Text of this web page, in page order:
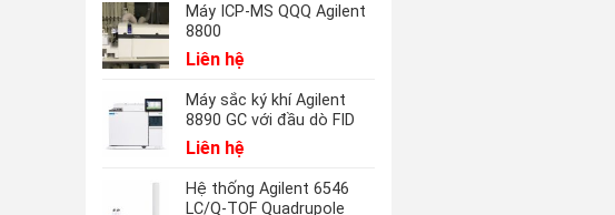
Máy ICP-MS QQQ Agilent
8800
Liên hệ
Máy sắc ký khí Agilent
8890 GC với đầu dò FID
Liên hệ
Hệ thống Agilent 6546
LC/Q-TOF Quadrupole